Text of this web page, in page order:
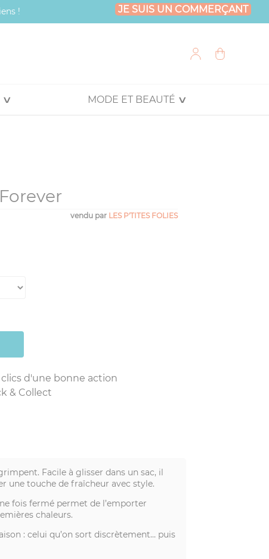
! JE SUIS UN COMMERÇANT
MODE ET BEAUTÉ
vendu par LES P'TITES FOLIES
d'une bonne action
& Collect
Facile à glisser dans un sac, il
une touche de fraîcheur avec style.
fois fermé permet de l’emporter
chaleurs.
: celui qu’on sort discrètement… puis